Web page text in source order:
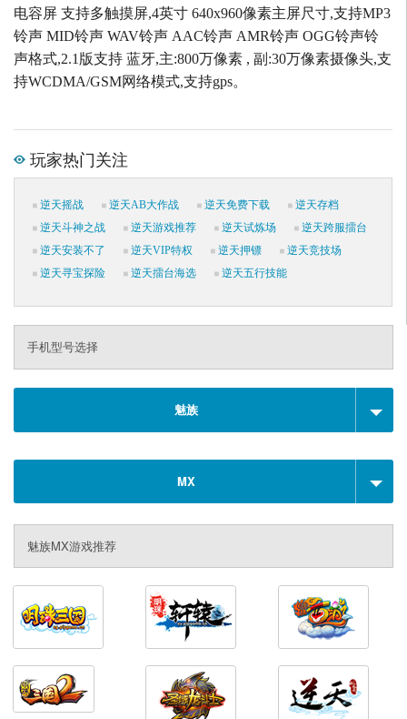
电容屏 支持多触摸屏,4英寸 640x960像素主屏尺寸,支持MP3
铃声 MID铃声 WAV铃声 AAC铃声 AMR铃声 OGG铃声铃
声格式,2.1版支持 蓝牙,主:800万像素 , 副:30万像素摄像头,支
持WCDMA/GSM网络模式,支持gps。
玩家热门关注
逆天摇战 逆天AB大作战 逆天免费下载
逆天存档
逆天斗神之战
逆天游戏推荐 逆天试炼场
逆天跨服擂台
逆天安装不了
逆天VIP特权 逆天押镖
逆天竞技场
逆天寻宝探险
逆天擂台海选 逆天五行技能
手机型号选择
魅族
MX
魅族MX游戏推荐